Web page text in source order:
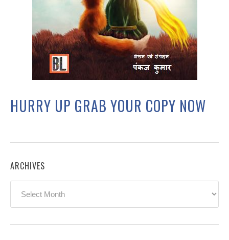
HURRY UP GRAB YOUR COPY NOW
ARCHIVES